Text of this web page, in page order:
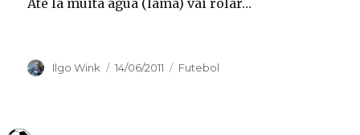
Até lá muita água (lama) vai rolar…
Autor
Ilgo Wink
Publicado
14/06/2011 Categorias
Futebol